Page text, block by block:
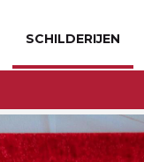
SCHILDERIJEN